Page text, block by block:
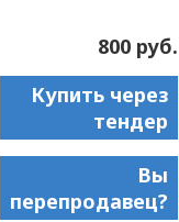
800 руб.
Купить через
тендер
Вы
перепродавец?